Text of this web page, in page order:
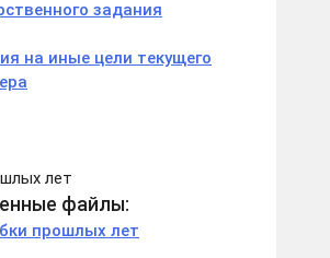
задания
на иные цели текущего
лет
файлы:
прошлых лет